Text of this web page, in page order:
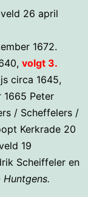
26 april
1672.
volgt 3.
circa 1645,
1665 Peter
/ Scheffelers /
Kerkrade 20
19
Scheiffeler en